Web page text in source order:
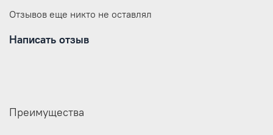
Отзывов еще никто не оставлял
Написать отзыв
Преимущества